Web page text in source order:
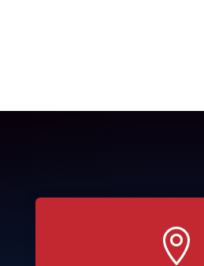
